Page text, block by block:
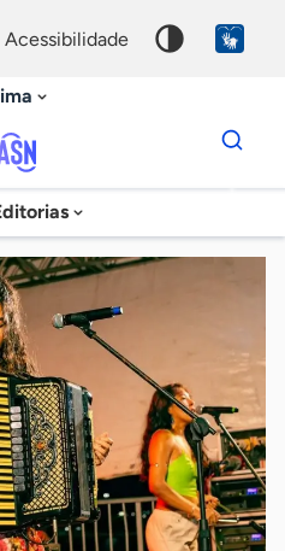
acessibilidade
Dados
para
chave